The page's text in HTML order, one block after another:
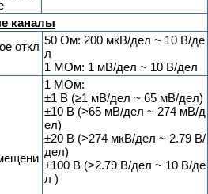
каналы
откл 50 Ом: 200 мкВ/дел ~ 10 В/де
л
1 МОм: 1 мВ/дел ~ 10 В/дел
1 МОм:
±1 В (≥1 мВ/дел ~ 65 мВ/дел)
±10 В (>65 мВ/дел ~ 274 мВ/д
ел)
±20 В (>274 мкВ/дел ~ 2.79 В/
дел)
±100 В (>2.79 В/дел ~ 10 В/де
л )